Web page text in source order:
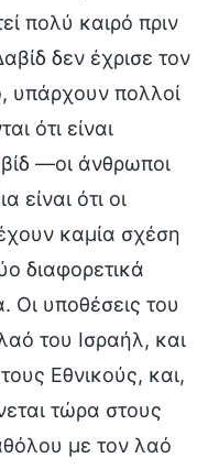
πολύ καιρό πριν
δεν έχρισε τον
υπάρχουν πολλοί
ότι είναι
—οι άνθρωποι
είναι ότι οι
καμία σχέση
διαφορετικά
Οι υποθέσεις του
του Ισραήλ, και
Εθνικούς, και,
τώρα στους
με τον λαό